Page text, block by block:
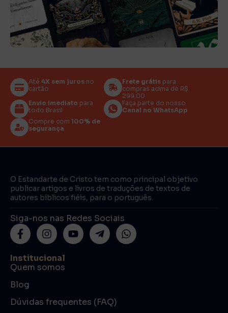
Até 4X sem juros no
cartão
Frete grátis para
compras acima de R$
299,00
Envio imediato para
todo Brasil
Faça parte do nosso
Canal no WhatsApp
Compre com 100% de
segurança
O Estandarte de Cristo tem como principal objetivo
publicar artigos e livros de traduções de textos de
autores bíblicos fiéis, para o português.
Siga-nos nas Redes Sociais
Institucional
Quem somos
Blog
Dúvidas frequentes (FAQ)